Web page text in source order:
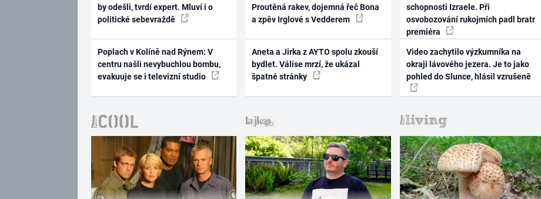
by odešli, tvrdí expert. Mluví i o
politické sebevraždě
Poplach v Kolíně nad Rýnem: V
centru našli nevybuchlou bombu,
evakuuje se i televizní studio
Proutěná rakev, dojemná řeč Bona
a zpěv Irglové s Vedderem
Aneta a Jirka z AYTO spolu zkouší
bydlet. Válise mrzí, že ukázal
špatné stránky
schopnosti Izraele. Při
osvobozování rukojmích padl bratr
premiéra
Video zachytilo výzkumníka na
okraji lávového jezera. Je to jako
pohled do Slunce, hlásil vzrušeně